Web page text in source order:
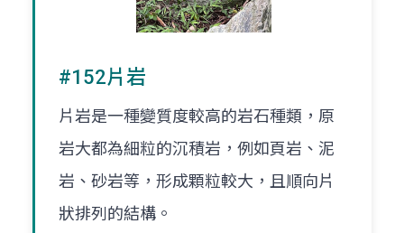
#152片岩
片岩是一種變質度較高的岩石種類，原
岩大都為細粒的沉積岩，例如頁岩、泥
岩、砂岩等，形成顆粒較大，且順向片
狀排列的結構。